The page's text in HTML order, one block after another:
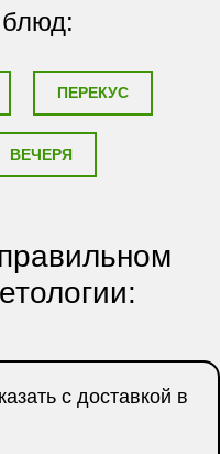
блюд:
ПЕРЕКУС
ВЕЧЕРЯ
с доставкой в